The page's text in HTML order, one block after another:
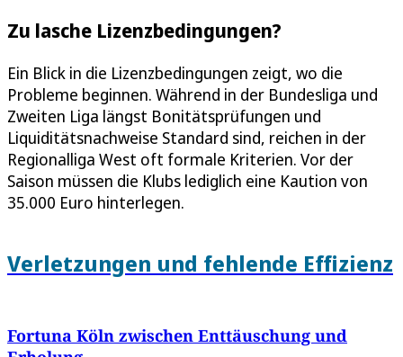
Zu lasche Lizenzbedingungen?
Ein Blick in die Lizenzbedingungen zeigt, wo die
Probleme beginnen. Während in der Bundesliga und
Zweiten Liga längst Bonitätsprüfungen und
Liquiditätsnachweise Standard sind, reichen in der
Regionalliga West oft formale Kriterien. Vor der
Saison müssen die Klubs lediglich eine Kaution von
35.000 Euro hinterlegen.
Verletzungen und fehlende Effizienz
Fortuna Köln zwischen Enttäuschung und